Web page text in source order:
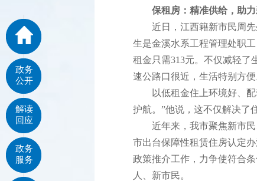
保租房：精准供给，助
近日，江西籍新市民周先
生是金溪水系工程管理处职
租金只需313元。不仅减轻了
速公路口很近，生活特别方便
以低租金住上环境好、配
护航。”他说，这不仅解决了
近年来，我市聚焦新市民
市出台保障性租赁住房认定
政策推介工作，力争使符合
人、新市民。
政务
公开
解读
回应
政务
服务